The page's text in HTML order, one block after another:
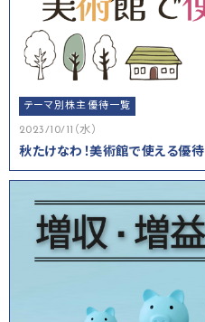
テーマ別株主優待一覧
2023/10/11（水）
秋たけなわ！美術館で使える優待